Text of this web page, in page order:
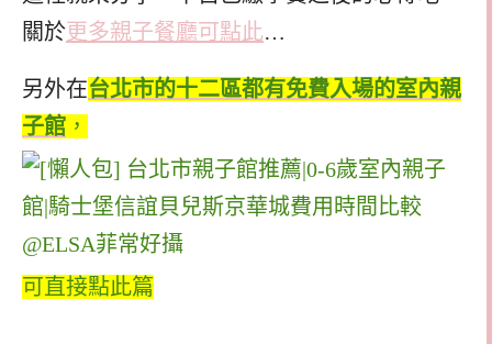
關於更多親子餐廳可點此…
另外在台北市的十二區都有免費入場的室內親
子館 ，
可直接點此篇